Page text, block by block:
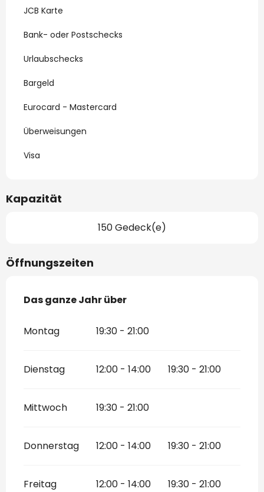
JCB Karte
Bank- oder Postschecks
Urlaubschecks
Bargeld
Eurocard - Mastercard
Überweisungen
Visa
Kapazität
150 Gedeck(e)
Öffnungszeiten
Das ganze Jahr über
Das ganze Jahr über
Montag 19:30 - 21:00
Dienstag 12:00 - 14:00 19:30 - 21:00
Mittwoch 19:30 - 21:00
Donnerstag 12:00 - 14:00 19:30 - 21:00
Freitag 12:00 - 14:00 19:30 - 21:00